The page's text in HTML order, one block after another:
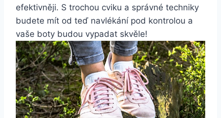
efektivněji. S ‌trochou ‍cviku a správné techniky ​
budete mít od teď navlékání‌ pod⁣ kontrolou ​a
vaše‍ boty budou vypadat skvěle!